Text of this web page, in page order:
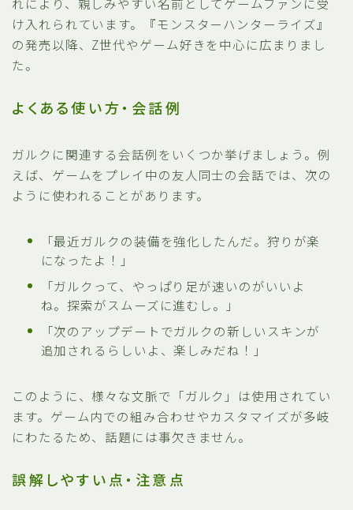
け入れられています。『モンスターハンターライズ』
の発売以降、Z世代やゲーム好きを中心に広まりまし
た。
よくある使い方・会話例
ガルクに関連する会話例をいくつか挙げましょう。例
えば、ゲームをプレイ中の友人同士の会話では、次の
ように使われることがあります。
「最近ガルクの装備を強化したんだ。狩りが楽
になったよ！」
「ガルクって、やっぱり足が速いのがいいよ
ね。探索がスムーズに進むし。」
「次のアップデートでガルクの新しいスキンが
追加されるらしいよ、楽しみだね！」
このように、様々な文脈で「ガルク」は使用されてい
ます。ゲーム内での組み合わせやカスタマイズが多岐
にわたるため、話題には事欠きません。
誤解しやすい点・注意点